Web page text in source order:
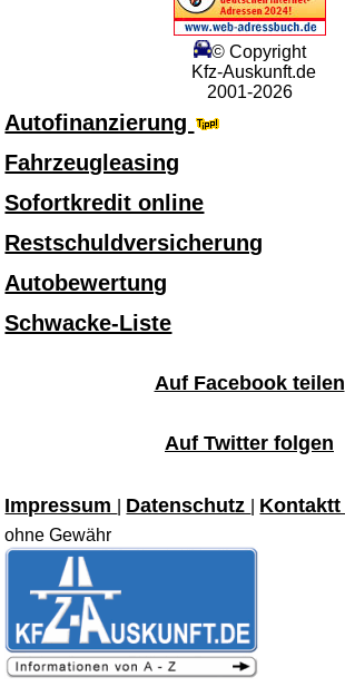
© Copyright
Kfz-Auskunft.de
2001-2026
Autofinanzierung
Fahrzeugleasing
Sofortkredit online
Restschuldversicherung
Autobewertung
Schwacke-Liste
Auf Facebook teilen
Auf Twitter folgen
Impressum Datenschutz Kontaktt
ohne Gewähr